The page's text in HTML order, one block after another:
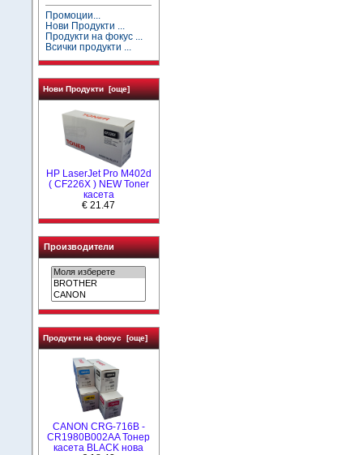
Промоции...
Нови Продукти ...
Продукти на фокус ...
Всички продукти ...
Нови Продукти [още]
HP LaserJet Pro M402d
( CF226X ) NEW Toner
касета
€ 21.47
Производители
Продукти на фокус [още]
CANON CRG-716B -
CR1980B002AA Тонер
касета BLACK нова